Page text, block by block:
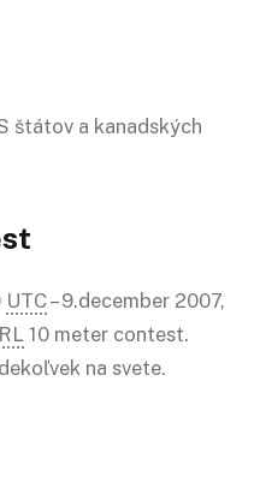
štátov a kanadských
UTC– 9.december 2007,
10 meter contest.
na svete.